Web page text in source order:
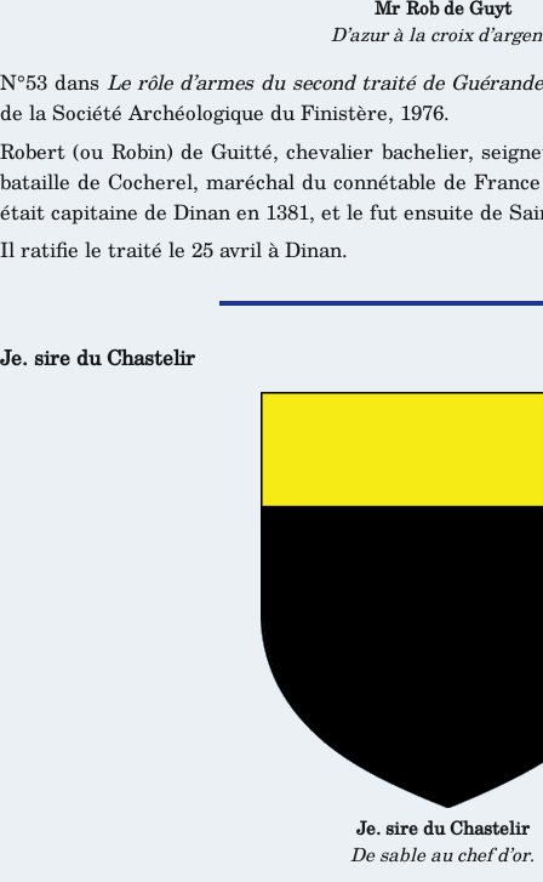
Mr Rob de Guyt
D’azur à la croix
N°53 dans Le rôle d’armes du second traité de
de la Société Archéologique du Finistère, 1976.
Robert (ou Robin) de Guitté, chevalier bachelier,
bataille de Cocherel, maréchal du connétable de
était capitaine de Dinan en 1381, et le fut ensuite de
Il ratifie le traité le 25 avril à Dinan.
Je. sire du Chastelir
Je. sire du Chastelir
De sable au chef d’or.